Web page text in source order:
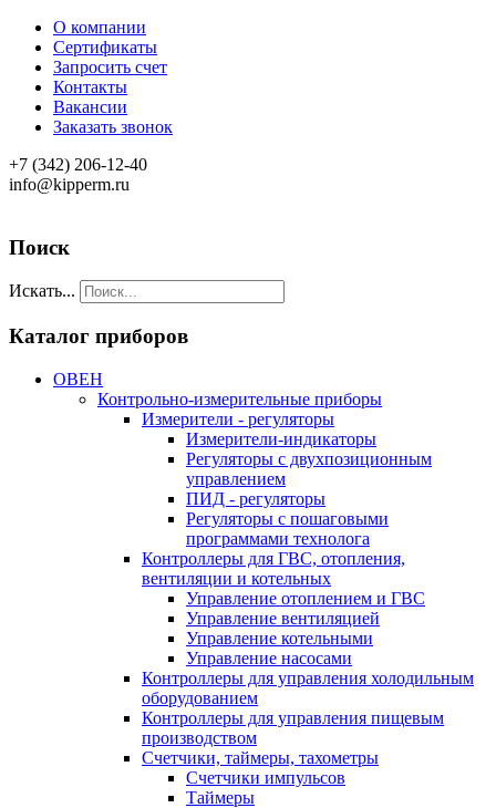
О компании
Сертификаты
Запросить счет
Контакты
Вакансии
Заказать звонок
+7 (342) 206-12-40
info@kipperm.ru
Поиск
Искать...
Каталог приборов
ОВЕН
Контрольно-измерительные приборы
Измерители - регуляторы
Измерители-индикаторы
Регуляторы с двухпозиционным
управлением
ПИД - регуляторы
Регуляторы с пошаговыми
программами технолога
Контроллеры для ГВС, отопления,
вентиляции и котельных
Управление отоплением и ГВС
Управление вентиляцией
Управление котельными
Управление насосами
Контроллеры для управления холодильным
оборудованием
Контроллеры для управления пищевым
производством
Счетчики, таймеры, тахометры
Счетчики импульсов
Таймеры